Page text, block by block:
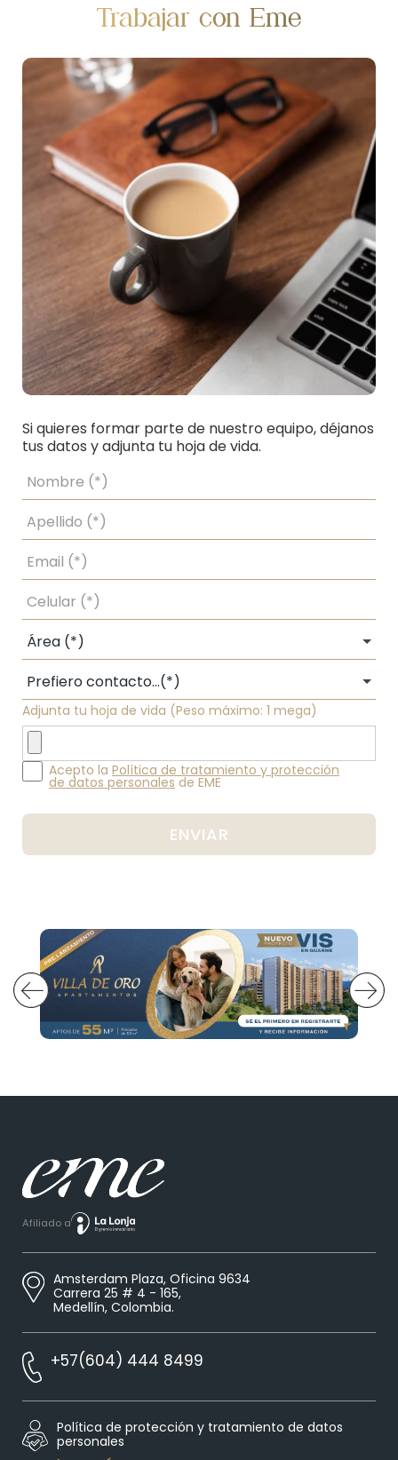
Trabajar con Eme
Si quieres formar parte de nuestro equipo, déjanos
tus datos y adjunta tu hoja de vida.
Adjunta tu hoja de vida (Peso máximo: 1 mega)
Acepto la Política de tratamiento y protección
de datos personalesde EME
ENVIAR
Afiliado a
Amsterdam Plaza, Oficina 9634
Carrera 25 # 4 - 165,
Medellín, Colombia.
+57(604) 444 8499
Política de protección y tratamiento de datos
personales